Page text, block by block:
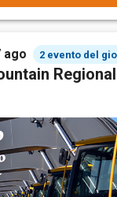
ago 2 evento del